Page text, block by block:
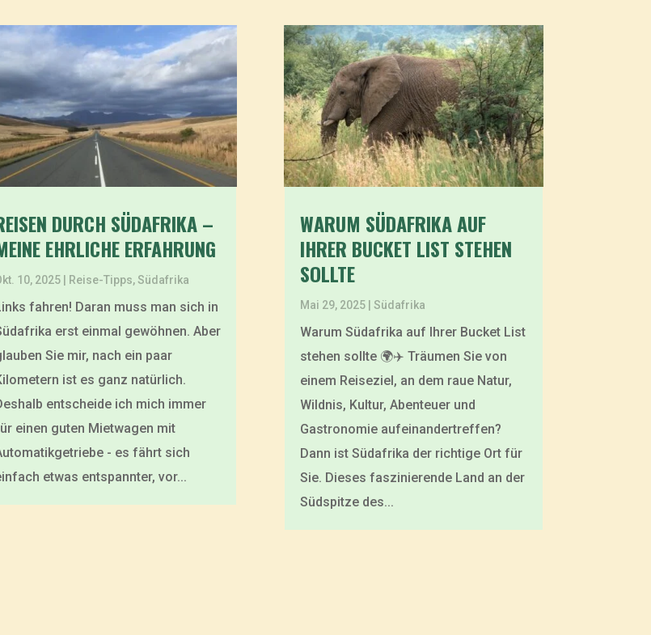
DURCH SÜDAFRIKA –
EHRLICHE ERFAHRUNG
10, 2025| Reise-Tipps,Südafrika
fahren! Daran muss man sich in
erst einmal gewöhnen. Aber
Sie mir, nach ein paar
ist es ganz natürlich.
entscheide ich mich immer
einen guten Mietwagen mit
- es fährt sich
etwas entspannter, vor...
WARUM SÜDAFRIKA AUF
IHRER BUCKET LIST STEHEN
SOLLTE
Mai 29, 2025| Südafrika
Warum Südafrika auf Ihrer Bucket List
stehen sollte 🌍✈️ Träumen Sie von
einem Reiseziel, an dem raue Natur,
Wildnis, Kultur, Abenteuer und
Gastronomie aufeinandertreffen?
Dann ist Südafrika der richtige Ort für
Sie. Dieses faszinierende Land an der
Südspitze des...